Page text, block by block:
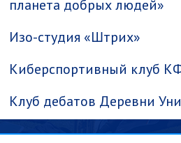
планета добрых людей»
Изо-студия «Штрих»
Киберспортивный клуб
Клуб дебатов Деревни
Клуб дебатов КФУ